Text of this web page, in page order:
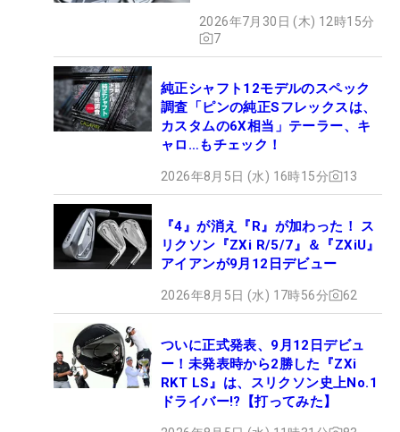
2026年7月30日 (木) 12時15分
7
純正シャフト12モデルのスペック
調査「ピンの純正Sフレックスは、
カスタムの6X相当」テーラー、キ
ャロ…もチェック！
2026年8月5日 (水) 16時15分 13
『4』が消え『R』が加わった！ ス
リクソン『ZXi R/5/7』＆『ZXiU』
アイアンが9月12日デビュー
2026年8月5日 (水) 17時56分 62
ついに正式発表、9月12日デビュ
ー！未発表時から2勝した『ZXi
RKT LS』は、スリクソン史上No.1
ドライバー!?【打ってみた】